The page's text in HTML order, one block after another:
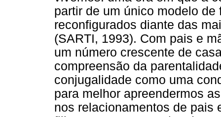
partir de um único modelo
reconfigurados diante das
(SARTI, 1993). Com pais e
um número crescente de
compreensão da
conjugalidade como uma
para melhor apreendermos
nos relacionamentos de pais